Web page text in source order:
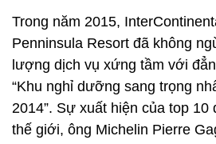
Trong năm 2015,
Penninsula Resort đã không
lượng dịch vụ xứng tầm với
“Khu nghỉ dưỡng sang trọng
2014”. Sự xuất hiện của top 10
thế giới, ông Michelin Pierre